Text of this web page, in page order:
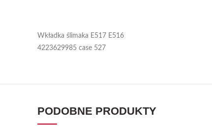
Wkładka ślimaka E517 E516
4223629985 case 527
PODOBNE PRODUKTY